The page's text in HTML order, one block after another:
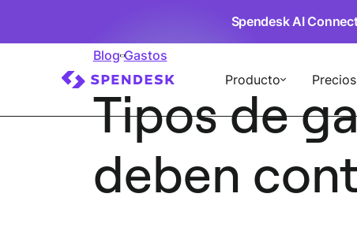
Spendesk AI
Producto Precios
Blog Gastos
Tipos de
deben